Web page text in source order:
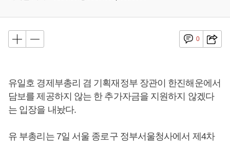
0
유일호 경제부총리 겸 기획재정부 장관이 한진해운에서
담보를 제공하지 않는 한 추가자금을 지원하지 않겠다
는 입장을 내놨다.
유 부총리는 7일 서울 종로구 정부서울청사에서 제4차